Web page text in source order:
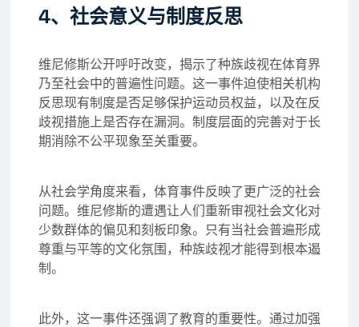
4、社会意义与制度反思
维尼修斯公开呼吁改变，揭示了种族歧视在体育界
乃至社会中的普遍性问题。这一事件迫使相关机构
反思现有制度是否足够保护运动员权益，以及在反
歧视措施上是否存在漏洞。制度层面的完善对于长
期消除不公平现象至关重要。
从社会学角度来看，体育事件反映了更广泛的社会
问题。维尼修斯的遭遇让人们重新审视社会文化对
少数群体的偏见和刻板印象。只有当社会普遍形成
尊重与平等的文化氛围，种族歧视才能得到根本遏
制。
此外，这一事件还强调了教育的重要性。通过加强